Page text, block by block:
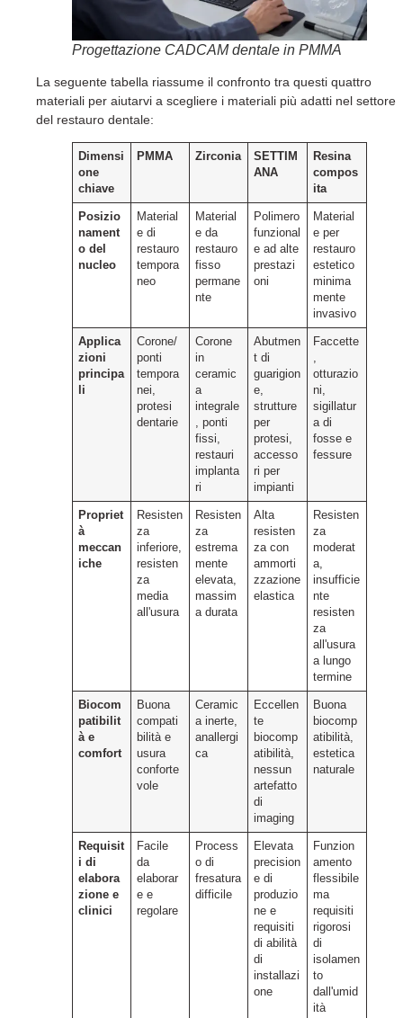
Progettazione CADCAM dentale in PMMA
La seguente tabella riassume il confronto tra questi quattro
materiali per aiutarvi a scegliere i materiali più adatti nel settore
del restauro dentale:
Dimensi
one
chiave
PMMA Zirconia
SETTIM
ANA
Resina
compos
ita
Posizio
nament
o del
nucleo
Material
e di
restauro
tempora
neo
Material
e da
restauro
fisso
permane
nte
Polimero
funzional
e ad alte
prestazi
oni
Material
e per
restauro
estetico
minima
mente
invasivo
Applica
zioni
principa
li
Corone/
ponti
tempora
nei,
protesi
dentarie
Corone
in
ceramic
a
integrale
, ponti
fissi,
restauri
implanta
ri
Abutmen
t di
guarigion
e,
strutture
per
protesi,
accesso
ri per
impianti
Faccette
,
otturazio
ni,
sigillatur
a di
fosse e
fessure
Propriet
à
meccan
iche
Resisten
za
inferiore,
resisten
za
media
all'usura
Resisten
za
estrema
mente
elevata,
massim
a durata
Alta
resisten
za con
ammorti
zzazione
elastica
Resisten
za
moderat
a,
insufficie
nte
resisten
za
all'usura
a lungo
termine
Biocom
patibilit
à e
comfort
Buona
compati
bilità e
usura
conforte
vole
Ceramic
a inerte,
anallergi
ca
Eccellen
te
biocomp
atibilità,
nessun
artefatto
di
imaging
Buona
biocomp
atibilità,
estetica
naturale
Requisit
i di
elabora
zione e
clinici
Facile
da
elaborar
e e
regolare
Process
o di
fresatura
difficile
Elevata
precision
e di
produzio
ne e
requisiti
di abilità
di
installazi
one
Funzion
amento
flessibile
ma
requisiti
rigorosi
di
isolamen
to
dall'umid
ità